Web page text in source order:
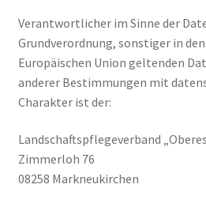
Verantwortlicher im Sinne der
Grundverordnung, sonstiger in
Europäischen Union geltenden
anderer Bestimmungen mit
Charakter ist der:
Landschaftspflegeverband
Zimmerloh 76
08258 Markneukirchen